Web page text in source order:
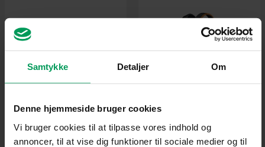
Samtykke Detaljer Om
Denne hjemmeside bruger cookies
Vi bruger cookies til at tilpasse vores indhold og
annoncer, til at vise dig funktioner til sociale medier og til